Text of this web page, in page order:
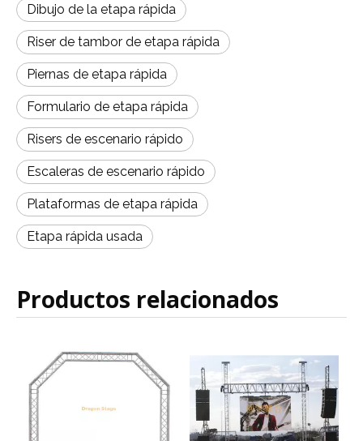
Dibujo de la etapa rápida
Riser de tambor de etapa rápida
Piernas de etapa rápida
Formulario de etapa rápida
Risers de escenario rápido
Escaleras de escenario rápido
Plataformas de etapa rápida
Etapa rápida usada
Productos relacionados